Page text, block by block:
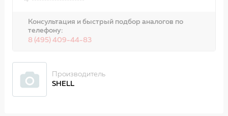
Консультация и быстрый подбор аналогов по
телефону:
8 (495) 409-44-83
Производитель
SHELL